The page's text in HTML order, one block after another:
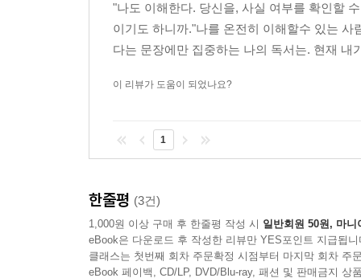
대학 시절 실연의 아픔을 딛고 소설가가 되어, “
그는 이제 겹의 시선을 통해 울림이 풍부한 아
그리고 독자들을 피식거리게 하는 유머까지 겸비
"나도 이해한다. 당신을, 사실 여부를 확인할
이기도 하니까."나를 온전히 이해할수 있는
다는 문장에만 집중하는 나의 독서는. 현재
이 리뷰가 도움이 되었나요?
1
한줄평 (3건)
1,000원 이상 구매 후 한줄평 작성 시 일반회원 50원, 마니
eBook은 다운로드 후 작성한 리뷰만 YES포인트 지급됩니
클래스는 첫번째 회차 주문확정 시점부터 마지막 회차 주
eBook 페이백, CD/LP, DVD/Blu-ray, 패션 및 판매금지 상